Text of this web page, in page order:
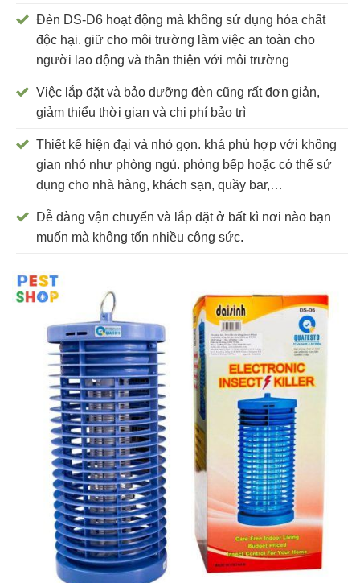
Đèn DS-D6 hoạt động mà không sử dụng hóa chất
độc hại. giữ cho môi trường làm việc an toàn cho
người lao động và thân thiện với môi trường
Việc lắp đặt và bảo dưỡng đèn cũng rất đơn giản,
giảm thiểu thời gian và chi phí bảo trì
Thiết kế hiện đại và nhỏ gọn. khá phù hợp với không
gian nhỏ như phòng ngủ. phòng bếp hoặc có thể sử
dụng cho nhà hàng, khách sạn, quầy bar,…
Dễ dàng vận chuyển và lắp đặt ở bất kì nơi nào bạn
muốn mà không tốn nhiều công sức.